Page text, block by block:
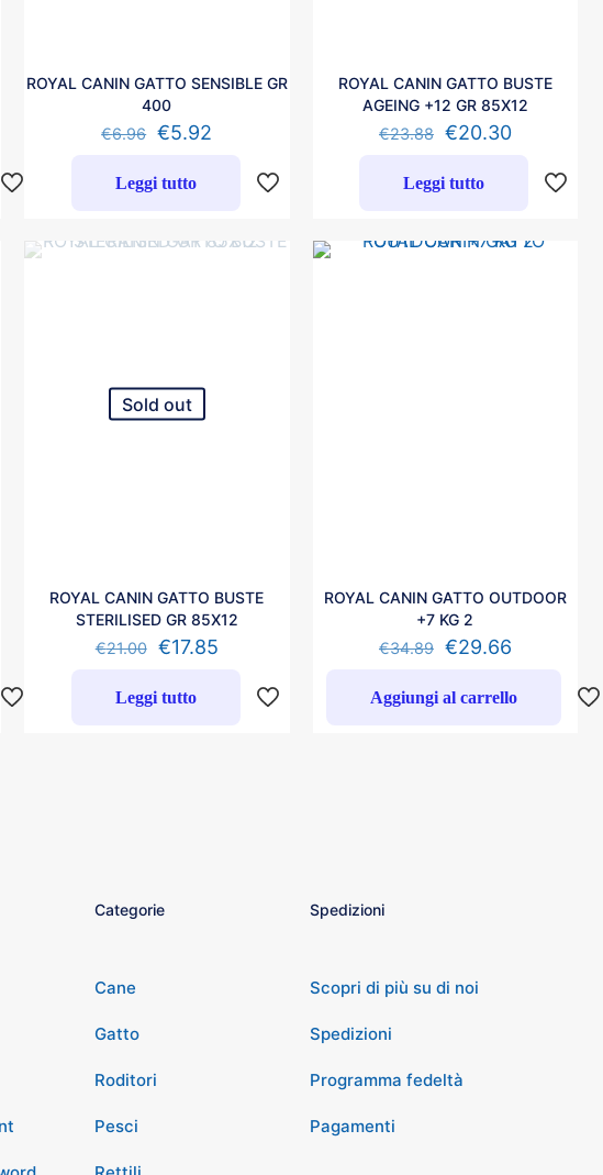
ROYAL CANIN GATTO SENSIBLE GR
400
€6.96 €5.92
Leggi tutto
ROYAL CANIN GATTO BUSTE
AGEING +12 GR 85X12
€23.88 €20.30
Leggi tutto
Sold out
ROYAL CANIN GATTO BUSTE
STERILISED GR 85X12
€21.00 €17.85
Leggi tutto
ROYAL CANIN GATTO OUTDOOR
+7 KG 2
€34.89 €29.66
Aggiungi al carrello
Categorie
Cane
Gatto
Roditori
Pesci
Spedizioni
Scopri di più su di noi
Spedizioni
Programma fedeltà
Pagamenti